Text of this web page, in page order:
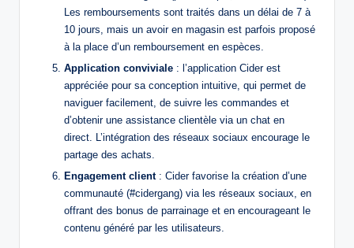
Les remboursements sont traités dans un délai de 7 à
10 jours, mais un avoir en magasin est parfois proposé
à la place d’un remboursement en espèces.
Application conviviale : l’application Cider est
appréciée pour sa conception intuitive, qui permet de
naviguer facilement, de suivre les commandes et
d’obtenir une assistance clientèle via un chat en
direct. L’intégration des réseaux sociaux encourage le
partage des achats.
Engagement client: Cider favorise la création d’une
communauté (#cidergang) via les réseaux sociaux, en
offrant des bonus de parrainage et en encourageant le
contenu généré par les utilisateurs.